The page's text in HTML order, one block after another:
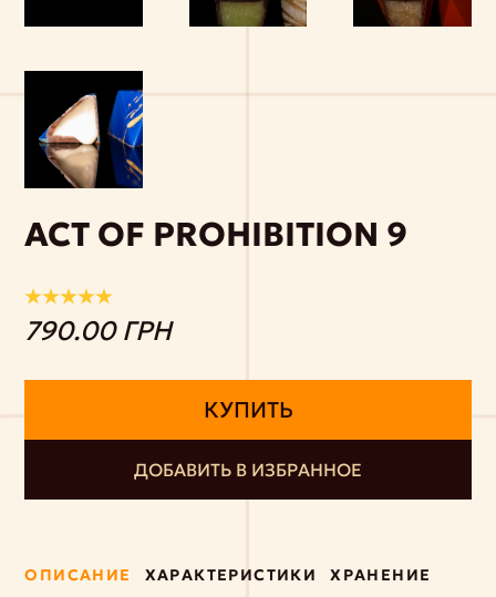
ACT OF PROHIBITION 9
790.00 ГРН
КУПИТЬ
ДОБАВИТЬ В ИЗБРАННОЕ
ОПИСАНИЕ ХАРАКТЕРИСТИКИ ХРАНЕНИЕ